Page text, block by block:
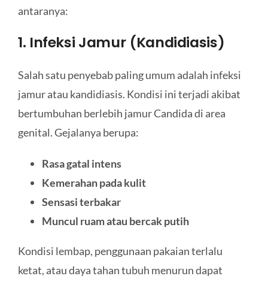
antaranya:
1. Infeksi Jamur (Kandidiasis)
Salah satu penyebab paling umum adalah infeksi
jamur atau kandidiasis. Kondisi ini terjadi akibat
bertumbuhan berlebih jamur Candida di area
genital. Gejalanya berupa:
Rasa gatal intens
Kemerahan pada kulit
Sensasi terbakar
Muncul ruam atau bercak putih
Kondisi lembap, penggunaan pakaian terlalu
ketat, atau daya tahan tubuh menurun dapat